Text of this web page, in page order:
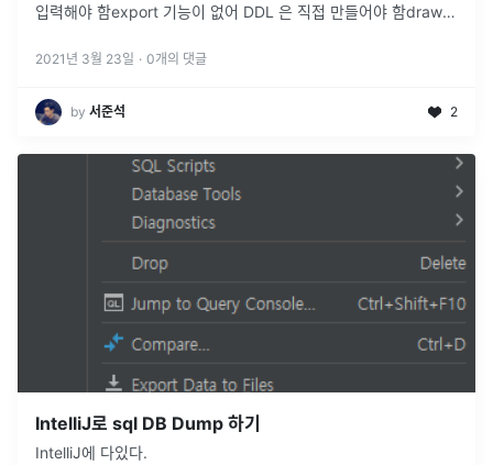
입력해야 함export 기능이 없어 DDL 은 직접 만들어야 함draw.io
2021년 3월 23일 · 0개의 댓글
by 서준석 2
IntelliJ로 sql DB Dump 하기
IntelliJ에 다있다.